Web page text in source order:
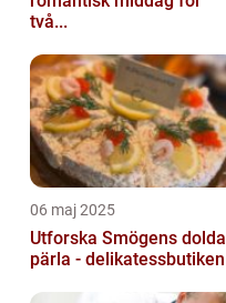
två...
06 maj 2025
Utforska Smögens dolda
pärla - delikatessbutiken